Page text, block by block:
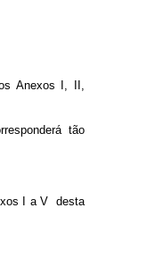
Anexos I,
II,
responderá tão
xos I a V desta